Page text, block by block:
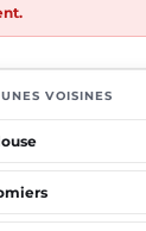
VOISINES